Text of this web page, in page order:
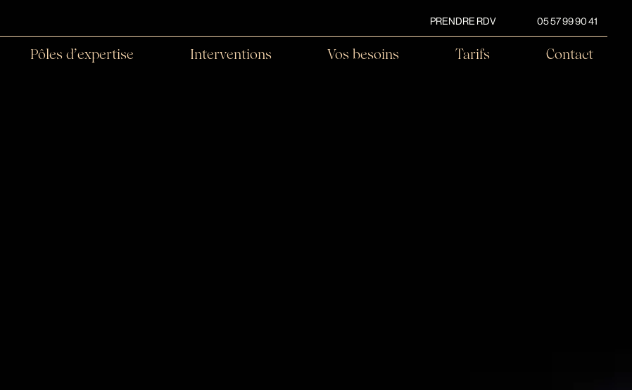
PRENDRE RDV 05 57 99 90 41
Pôles d’expertise Interventions Vos besoins Tarifs Contact